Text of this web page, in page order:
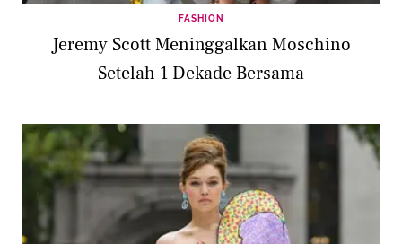
FASHION
Jeremy Scott Meninggalkan Moschino
Setelah 1 Dekade Bersama